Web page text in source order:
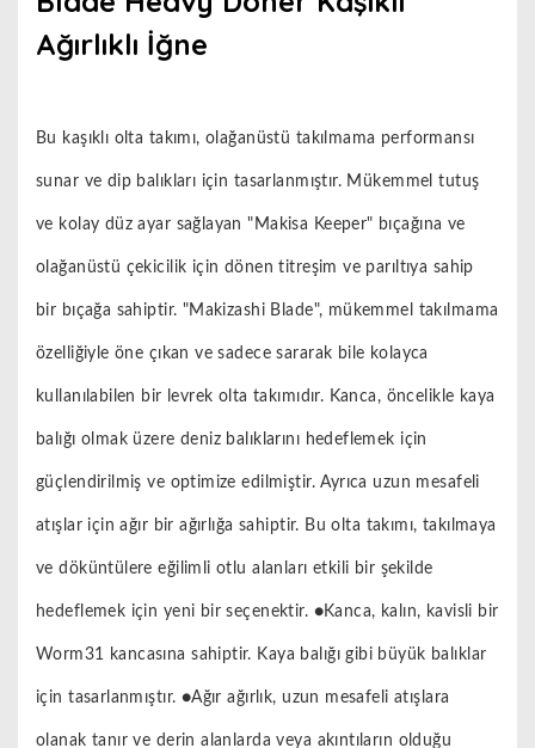
Ağırlıklı İğne
Bu kaşıklı olta takımı, olağanüstü takılmama performansı
sunar ve dip balıkları için tasarlanmıştır. Mükemmel tutuş
ve kolay düz ayar sağlayan "Makisa Keeper" bıçağına ve
olağanüstü çekicilik için dönen titreşim ve parıltıya sahip
bir bıçağa sahiptir. "Makizashi Blade", mükemmel takılmama
özelliğiyle öne çıkan ve sadece sararak bile kolayca
kullanılabilen bir levrek olta takımıdır. Kanca, öncelikle kaya
balığı olmak üzere deniz balıklarını hedeflemek için
güçlendirilmiş ve optimize edilmiştir. Ayrıca uzun mesafeli
atışlar için ağır bir ağırlığa sahiptir. Bu olta takımı, takılmaya
ve döküntülere eğilimli otlu alanları etkili bir şekilde
hedeflemek için yeni bir seçenektir. ●Kanca, kalın, kavisli bir
Worm31 kancasına sahiptir. Kaya balığı gibi büyük balıklar
için tasarlanmıştır. ●Ağır ağırlık, uzun mesafeli atışlara
olanak tanır ve derin alanlarda veya akıntıların olduğu